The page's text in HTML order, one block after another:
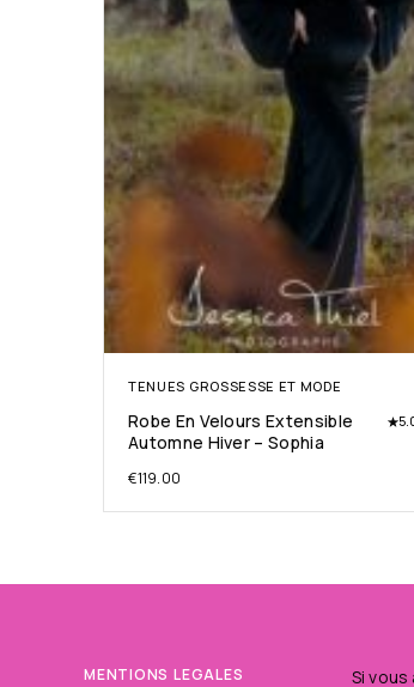
TENUES GROSSESSE ET MODE
Robe En Velours Extensible
Automne Hiver – Sophia
€119.00
MENTIONS LEGALES
Si